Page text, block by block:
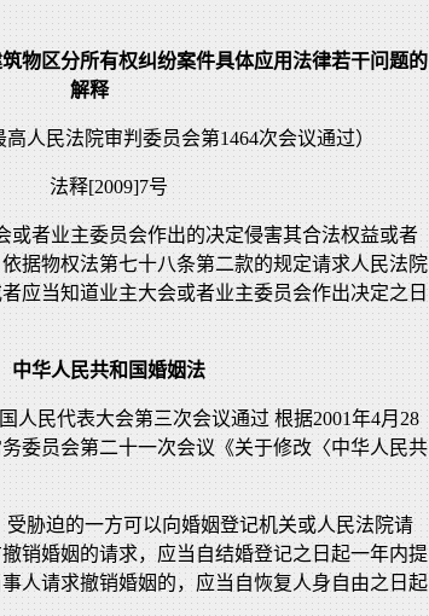
物区分所有权纠纷案件具体应用法律若干问题的
解释
高人民法院审判委员会第1464次会议通过）
法释[2009]7号
或者业主委员会作出的决定侵害其合法权益或者
据物权法第七十八条第二款的规定请求人民法院
应当知道业主大会或者业主委员会作出决定之日
中华人民共和国婚姻法
人民代表大会第三次会议通过 根据2001年4月28
委员会第二十一次会议《关于修改〈中华人民共
受胁迫的一方可以向婚姻登记机关或人民法院请
销婚姻的请求，应当自结婚登记之日起一年内提
人请求撤销婚姻的，应当自恢复人身自由之日起